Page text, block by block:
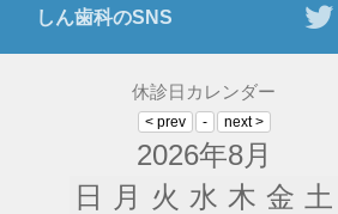
しん歯科のSNS
休診日カレンダー
2026年8月
日
月 火 水 木 金 土